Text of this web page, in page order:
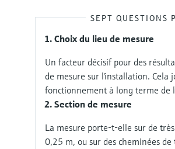
SEPT QUESTIONS
Choix du lieu de mesure
Un facteur décisif pour des
de mesure sur l'installation. Cela
fonctionnement à long terme de
Section de mesure
La mesure porte-t-elle sur de
0,25 m, ou sur des cheminées